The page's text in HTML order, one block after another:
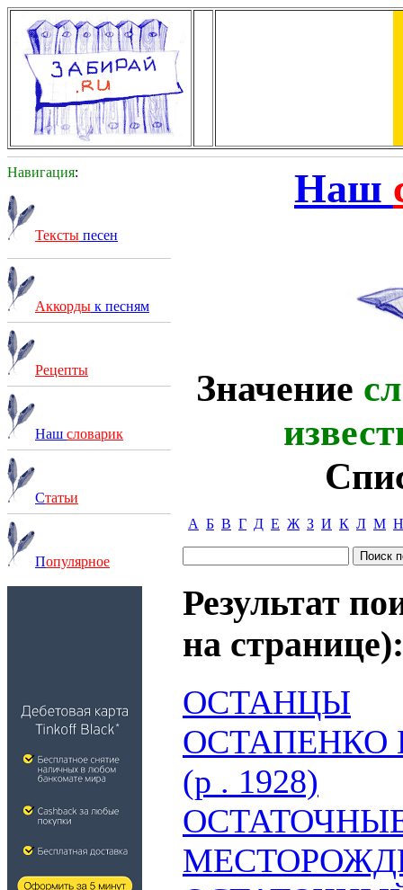
Навигация:
Тексты песен
Аккорды к песням
Рецепты
Наш словарик
Статьи
Популярное
Наш
Значение
А Б В Г Д Е Ж З И К Л М Н
Результат
на странице):
ОСТАНЦЫ
ОСТАПЕНКО
(р . 1928)